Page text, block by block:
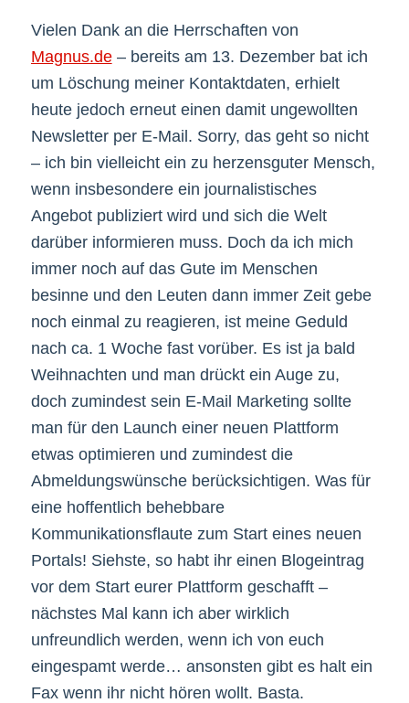
Vielen Dank an die Herrschaften von
Magnus.de– bereits am 13. Dezember bat ich
um Löschung meiner Kontaktdaten, erhielt
heute jedoch erneut einen damit ungewollten
Newsletter per E-Mail. Sorry, das geht so nicht
– ich bin vielleicht ein zu herzensguter Mensch,
wenn insbesondere ein journalistisches
Angebot publiziert wird und sich die Welt
darüber informieren muss. Doch da ich mich
immer noch auf das Gute im Menschen
besinne und den Leuten dann immer Zeit gebe
noch einmal zu reagieren, ist meine Geduld
nach ca. 1 Woche fast vorüber. Es ist ja bald
Weihnachten und man drückt ein Auge zu,
doch zumindest sein E-Mail Marketing sollte
man für den Launch einer neuen Plattform
etwas optimieren und zumindest die
Abmeldungswünsche berücksichtigen. Was für
eine hoffentlich behebbare
Kommunikationsflaute zum Start eines neuen
Portals! Siehste, so habt ihr einen Blogeintrag
vor dem Start eurer Plattform geschafft –
nächstes Mal kann ich aber wirklich
unfreundlich werden, wenn ich von euch
eingespamt werde… ansonsten gibt es halt ein
Fax wenn ihr nicht hören wollt. Basta.